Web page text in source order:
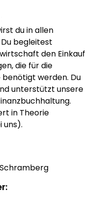
du in allen
begleitest
den Einkauf
die für die
werden. Du
unterstützt unsere
in Theorie
uns).